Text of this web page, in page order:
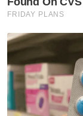
berkaitan
memerangi
kewangan,
penglibatan